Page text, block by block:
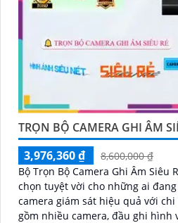
TRỌN BỘ CAMERA GHI ÂM
3,976,360 ₫
8,600,000 ₫
Bộ Trọn Bộ Camera Ghi Âm Siêu
chọn tuyệt vời cho những ai
camera giám sát hiệu quả với chi phí
gồm nhiều camera, đầu ghi hình